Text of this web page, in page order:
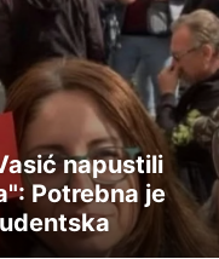
napustili
Potrebna je